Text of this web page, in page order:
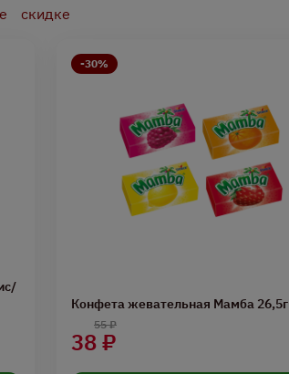
скидке
-30%
Конфета жевательная Мамба 26,5г
38 ₽
55 ₽